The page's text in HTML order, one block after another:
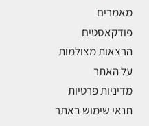
מאמרים
פודקאסטים
הרצאות מצולמות
על האתר
מדיניות פרטיות
תנאי שימוש באתר